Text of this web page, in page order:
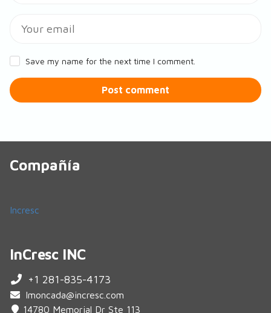
Save my name for the next time I comment.
Post comment
Compañía
Incresc
InCresc INC
+1 281-835-4173
lmoncada@incresc.com
14780 Memorial Dr Ste 113